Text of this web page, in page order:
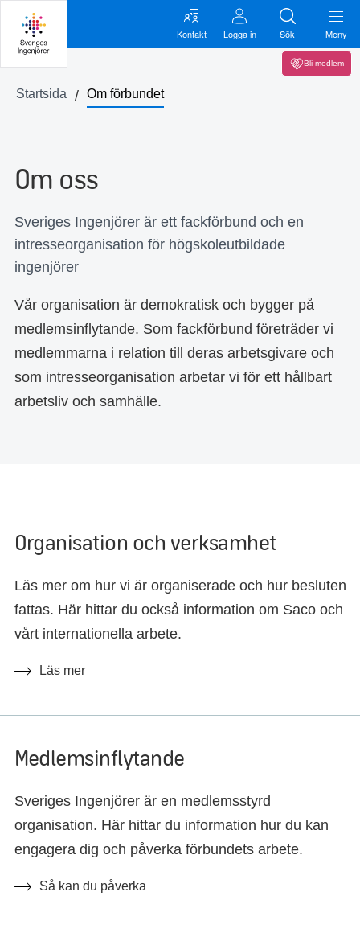
Kontakt Logga in Sök Meny
Bli medlem
Startsida Om förbundet
Om oss
Sveriges Ingenjörer är ett fackförbund och en
intresseorganisation för högskoleutbildade
ingenjörer
Vår organisation är demokratisk och bygger på
medlemsinflytande. Som fackförbund företräder vi
medlemmarna i relation till deras arbetsgivare och
som intresseorganisation arbetar vi för ett hållbart
arbetsliv och samhälle.
Organisation och verksamhet
Läs mer om hur vi är organiserade och hur besluten
fattas. Här hittar du också information om Saco och
vårt internationella arbete.
Läs mer
Medlemsinflytande
Sveriges Ingenjörer är en medlemsstyrd
organisation. Här hittar du information hur du kan
engagera dig och påverka förbundets arbete.
Så kan du påverka